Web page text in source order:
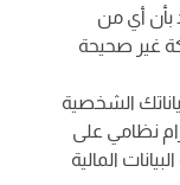
بأن أي من
غير صحيحة
الشخصية
نظامي على
المالية